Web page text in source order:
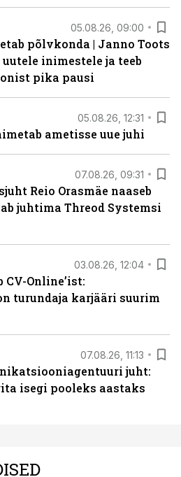
05.08.26, 09:00
põlvkonda | Janno Toots
inimestele ja teeb
pika pausi
05.08.26, 12:31
ametisse uue juhi
07.08.26, 09:31
Reio Orasmäe naaseb
juhtima Threod Systemsi
03.08.26, 12:04
CV-Online’ist:
turundaja karjääri suurim
07.08.26, 11:13
juht:
isegi pooleks aastaks